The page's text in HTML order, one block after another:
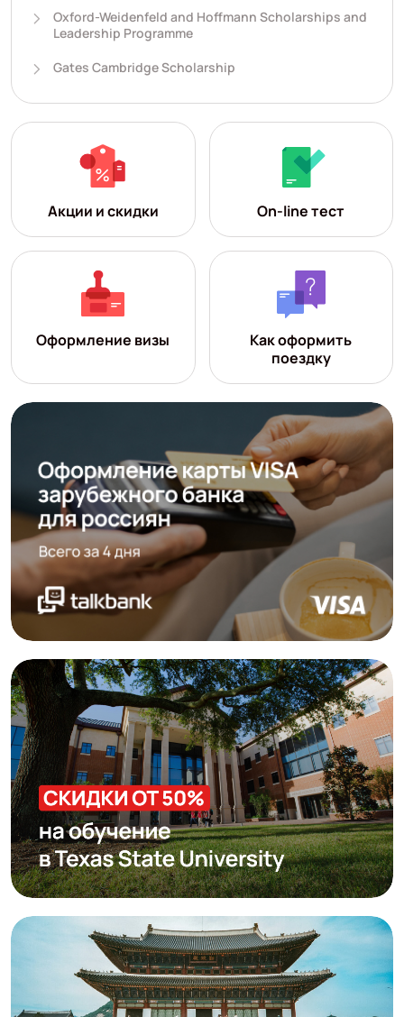
Oxford-Weidenfeld and Hoffmann Scholarships and
Leadership Programme
Gates Cambridge Scholarship
Акции и скидки On-line тест
Оформление визы
Как оформить
поездку